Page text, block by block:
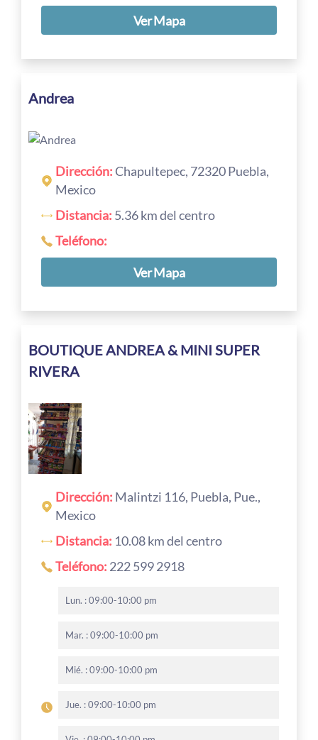
Ver Mapa
Andrea
Dirección:Chapultepec, 72320 Puebla,
Mexico
Distancia: 5.36 km del centro
Teléfono:
Ver Mapa
BOUTIQUE ANDREA & MINI SUPER
RIVERA
Dirección: Malintzi 116, Puebla, Pue.,
Mexico
Distancia: 10.08 km del centro
Teléfono: 222 599 2918
Lun. : 09:00-10:00 pm
Mar. : 09:00-10:00 pm
Mié. : 09:00-10:00 pm
Jue. : 09:00-10:00 pm